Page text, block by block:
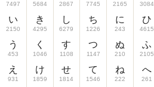
7497
い
2150
う
453
え
931
5684
き
4295
く
1046
け
1859
2867
し
6279
す
1108
せ
1814
7745
ち
1226
つ
1147
て
1546
2165
に
243
ぬ
210
ね
222
3084
ひ
4615
ふ
2105
へ
261